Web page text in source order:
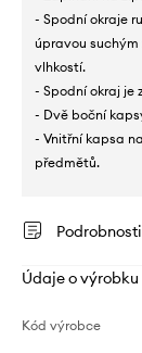
- Spodní okraje
úpravou
vlhkostí.
- Spodní okraj je
- Dvě boční
- Vnitřní kapsa
předmětů.
Údaje o výrobku
Kód výrobce